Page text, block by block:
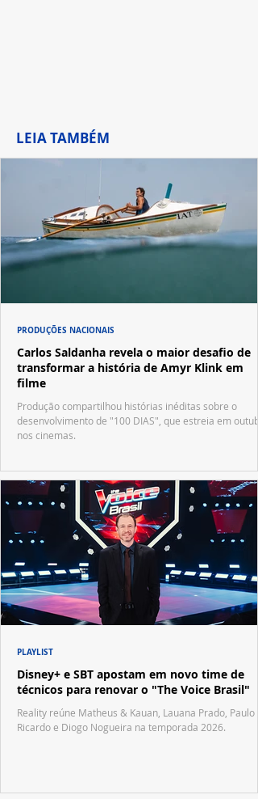
LEIA TAMBÉM
Carlos Saldanha revela o maior desafio de
transformar a história de Amyr Klink em
filme
Produção compartilhou histórias inéditas sobre o
desenvolvimento de "100 DIAS", que estreia em
nos cinemas.
PRODUÇÕES NACIONAIS
Disney+ e SBT apostam em novo time de
técnicos para renovar o "The Voice Brasil"
Reality reúne Matheus & Kauan, Lauana Prado, Paulo
Ricardo e Diogo Nogueira na temporada 2026.
PLAYLIST